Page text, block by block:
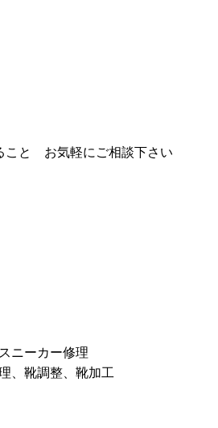
こと お気軽にご相談下さい
ニーカー修理
、靴調整、靴加工